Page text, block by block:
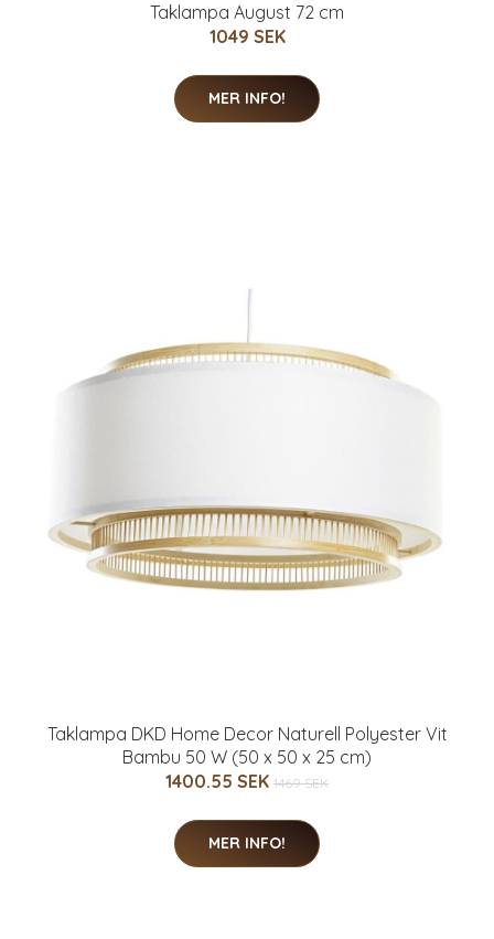
Taklampa August 72 cm
1049 SEK
MER INFO!
Taklampa DKD Home Decor Naturell Polyester Vit
Bambu 50 W (50 x 50 x 25 cm)
1400.55 SEK 1469 SEK
MER INFO!